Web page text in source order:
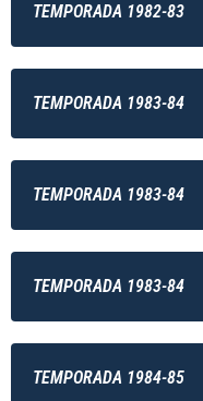
TEMPORADA 1982-83
TEMPORADA 1983-84
TEMPORADA 1983-84
TEMPORADA 1983-84
TEMPORADA 1984-85